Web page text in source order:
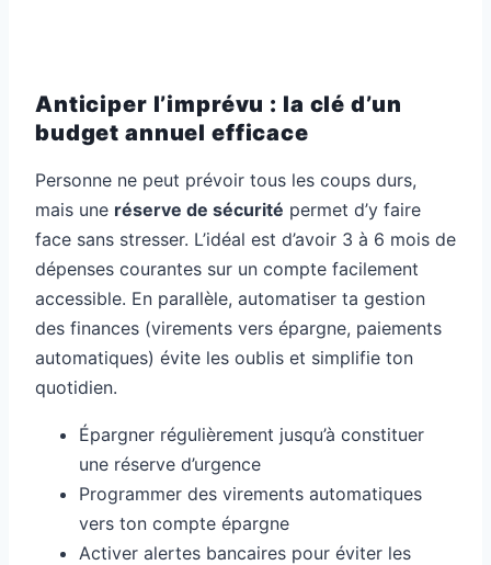
Anticiper l’imprévu : la clé d’un
budget annuel efficace
Personne ne peut prévoir tous les coups durs,
mais une réserve de sécurité permet d’y faire
face sans stresser. L’idéal est d’avoir 3 à 6 mois de
dépenses courantes sur un compte facilement
accessible. En parallèle, automatiser ta gestion
des finances (virements vers épargne, paiements
automatiques) évite les oublis et simplifie ton
quotidien.
Épargner régulièrement jusqu’à constituer
une réserve d’urgence
Programmer des virements automatiques
vers ton compte épargne
Activer alertes bancaires pour éviter les